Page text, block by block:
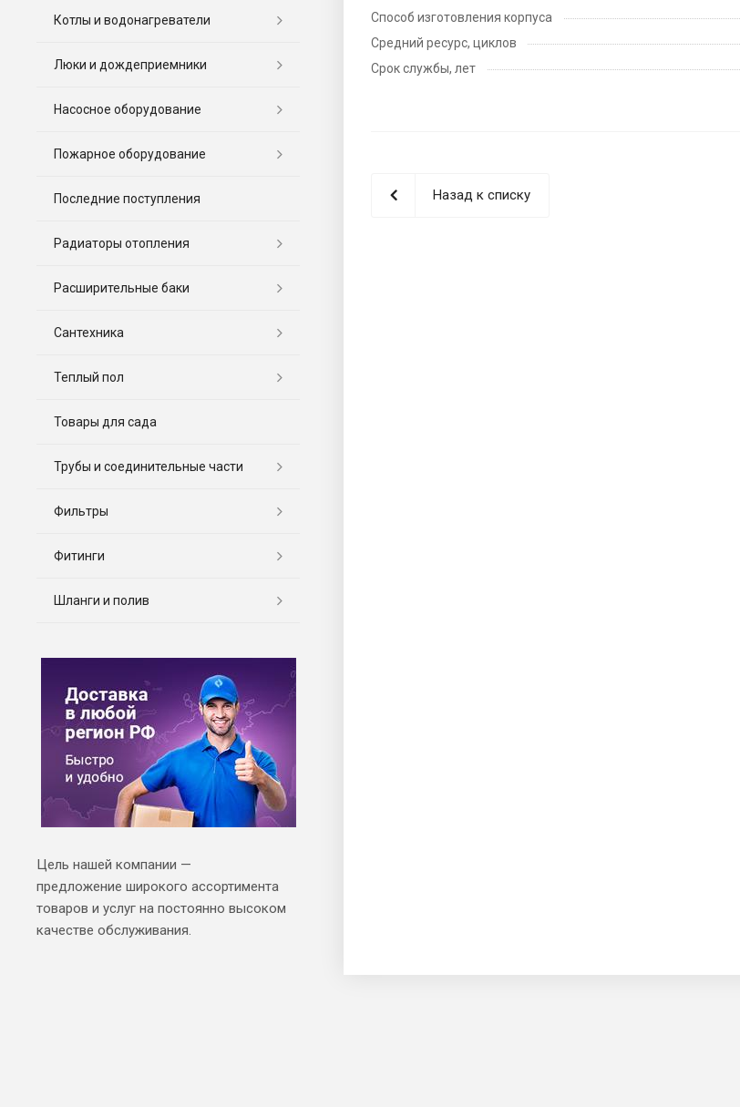
Способ изготовления корпуса
Средний ресурс, циклов
Срок службы, лет
Назад к списку
Котлы и водонагреватели
Люки и дождеприемники
Насосное оборудование
Пожарное оборудование
Последние поступления
Радиаторы отопления
Расширительные баки
Сантехника
Теплый пол
Товары для сада
Трубы и соединительные части
Фильтры
Фитинги
Шланги и полив
Цель нашей компании —
предложение широкого ассортимента
товаров и услуг на постоянно высоком
качестве обслуживания.